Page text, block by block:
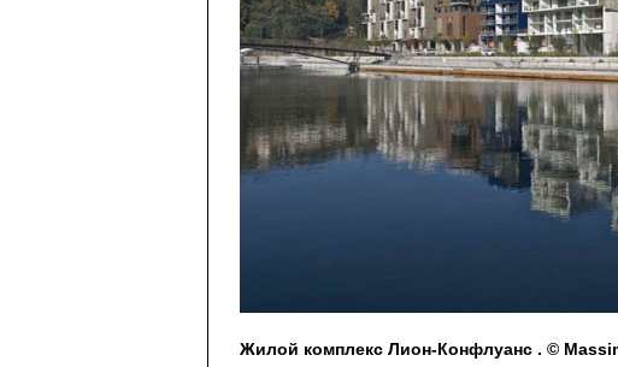
Жилой комплекс Лион-Конфлуанс . ©